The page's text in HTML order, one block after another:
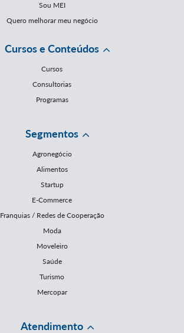
Sou MEI
Quero melhorar meu negócio
Cursos e Conteúdos
Cursos
Consultorias
Programas
Segmentos
Agronegócio
Alimentos
Startup
E-Commerce
Franquias / Redes de Cooperação
Moda
Moveleiro
Saúde
Turismo
Mercopar
Atendimento